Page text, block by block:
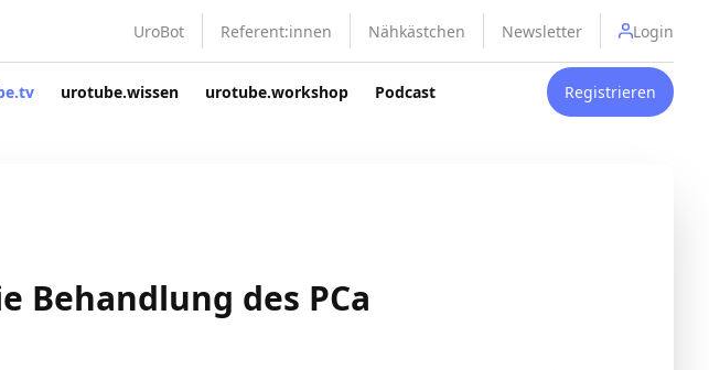
UroBot Referent:innen Nähkästchen Newsletter Login
urotube.wissen urotube.workshop Podcast Registrieren
Behandlung des PCa